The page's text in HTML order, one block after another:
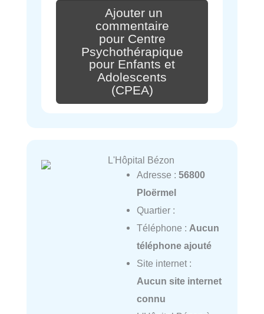
Ajouter un
commentaire
pour Centre
Psychothérapique
pour Enfants et
Adolescents
(CPEA)
L'Hôpital Bézon
Adresse : 56800
Ploërmel
Quartier :
Téléphone : Aucun
téléphone ajouté
Site internet :
Aucun site internet
connu